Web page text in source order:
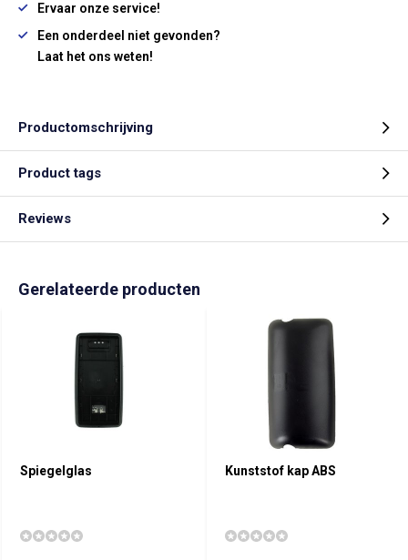
Ervaar onze service!
Een onderdeel niet gevonden?
Laat het ons weten!
Productomschrijving
Product tags
Reviews
Gerelateerde producten
Spiegelglas Kunststof kap ABS